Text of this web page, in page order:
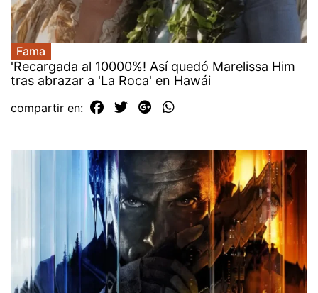
Fama
'Recargada al 10000%! Así quedó Marelissa Him
tras abrazar a 'La Roca' en Hawái
compartir en: